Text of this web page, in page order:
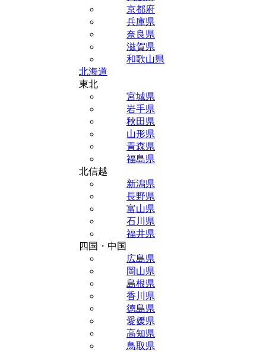
京都府
兵庫県
奈良県
滋賀県
和歌山県
北海道
東北
宮城県
岩手県
秋田県
山形県
青森県
福島県
北信越
新潟県
長野県
富山県
石川県
福井県
四国・中国
広島県
岡山県
島根県
香川県
徳島県
愛媛県
高知県
鳥取県